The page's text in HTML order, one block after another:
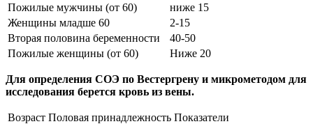
Пожилые мужчины (от 60)
ниже 15
Женщины младше 60
2-15
Вторая половина беременности
40-50
Пожилые женщины (от 60)
Ниже 20
Для определения СОЭ по Вестергрену и микрометодом для
исследования берется кровь из вены.
Возраст Половая принадлежность Показатели